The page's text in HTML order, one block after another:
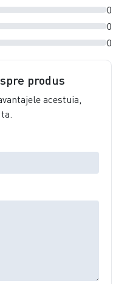
0
0
0
produs
acestuia,